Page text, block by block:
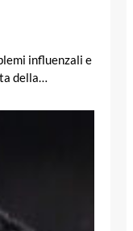
influenzali e
della…